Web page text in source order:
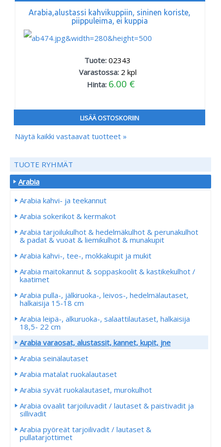
Arabia,alustassi kahvikuppiin, sininen koriste,
piippuleima, ei kuppia
Tuote:02343
Varastossa: 2 kpl
Hinta: 6.00 €
LISÄÄ OSTOSKORIIN
Näytä kaikki vastaavat tuotteet »
TUOTE RYHMÄT
Arabia
Arabia kahvi- ja teekannut
Arabia sokerikot & kermakot
Arabia tarjoilukulhot & hedelmäkulhot & perunakulhot
& padat & vuoat & liemikulhot & munakupit
Arabia kahvi-, tee-, mokkakupit ja mukit
Arabia maitokannut & soppaskoolit & kastikekulhot /
kaatimet
Arabia pulla-, jälkiruoka-, leivos-, hedelmälautaset,
halkaisija 15-18 cm
Arabia leipä-, alkuruoka-, salaattilautaset, halkaisija
18,5- 22 cm
Arabia varaosat, alustassit, kannet, kupit, jne
Arabia seinälautaset
Arabia matalat ruokalautaset
Arabia syvät ruokalautaset, murokulhot
Arabia ovaalit tarjoiluvadit / lautaset & paistivadit ja
sillivadit
Arabia pyöreät tarjoilivadit / lautaset &
pullatarjottimet